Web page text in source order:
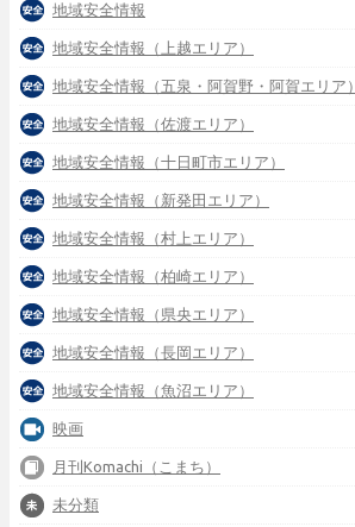
地域安全情報
地域安全情報（上越エリア）
地域安全情報（五泉・阿賀野・阿賀エリア）
地域安全情報（佐渡エリア）
地域安全情報（十日町市エリア）
地域安全情報（新発田エリア）
地域安全情報（村上エリア）
地域安全情報（柏崎エリア）
地域安全情報（県央エリア）
地域安全情報（長岡エリア）
地域安全情報（魚沼エリア）
映画
月刊Komachi（こまち）
未分類